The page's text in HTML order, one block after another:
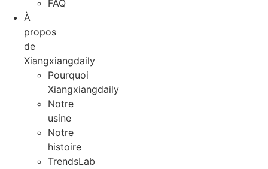
FAQ
À
propos
de
Xiangxiangdaily
Pourquoi
Xiangxiangdaily
Notre
usine
Notre
histoire
TrendsLab